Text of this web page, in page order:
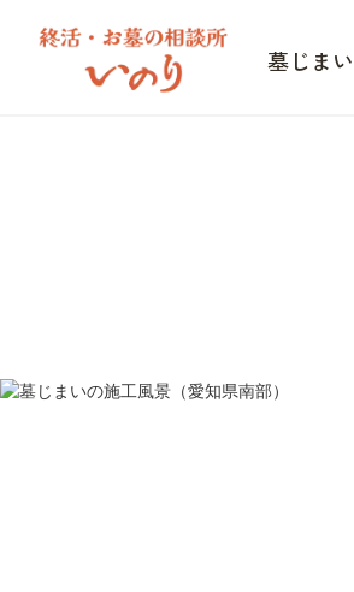
墓じまい